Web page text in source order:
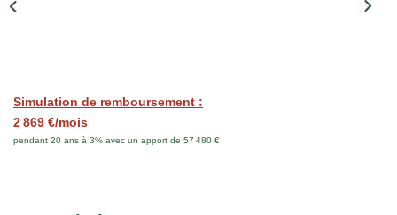
Simulation de remboursement :
2 869 €/mois
pendant 20 ans à 3% avec un apport de 57 480 €